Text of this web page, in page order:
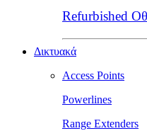
Refurbished
Δικτυακά
Access Points
Powerlines
Range Extenders